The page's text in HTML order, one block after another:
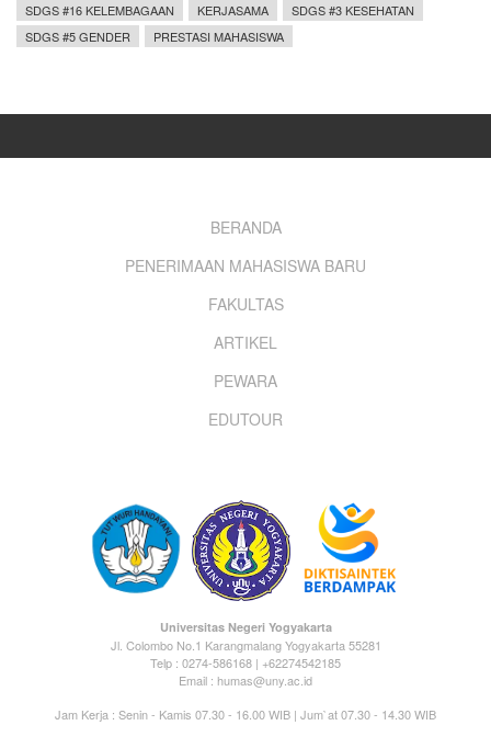
SDGS #16 KELEMBAGAAN
KERJASAMA
SDGS #3 KESEHATAN
SDGS #5 GENDER
PRESTASI MAHASISWA
BERANDA
PENERIMAAN MAHASISWA BARU
FAKULTAS
ARTIKEL
PEWARA
EDUTOUR
Universitas Negeri Yogyakarta
Jl. Colombo No.1 Karangmalang Yogyakarta 55281
Telp : 0274-586168 | +62274542185
Email : humas@uny.ac.id
Jam Kerja : Senin - Kamis 07.30 - 16.00 WIB | Jum`at 07.30 - 14.30 WIB